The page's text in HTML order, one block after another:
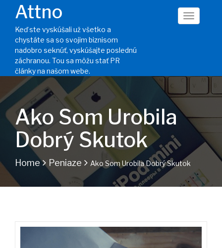
Attno
Keď ste vyskúšali už všetko a
chystáte sa so svojim biznisom
nadobro seknúť, vyskúšajte poslednú
záchranou. Tou sa môžu stať PR
články na našom webe.
Ako Som Urobila
Dobrý Skutok
Home Peniaze Ako Som Urobila Dobrý Skutok